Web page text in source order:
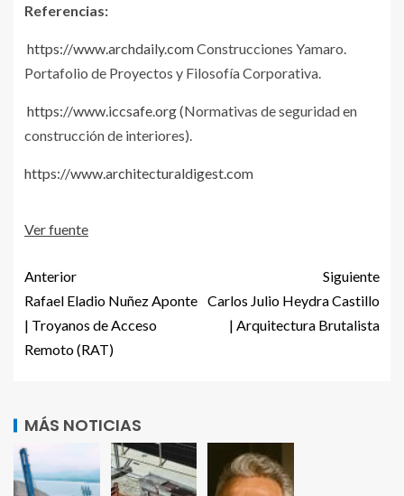
Referencias:
https://www.archdaily.comConstrucciones Yamaro.
Portafolio de Proyectos y Filosofía Corporativa.
https://www.iccsafe.org(Normativas de seguridad en
construcción de interiores).
https://www.architecturaldigest.com
Ver fuente
Anterior
Rafael Eladio Nuñez Aponte
| Troyanos de Acceso
Remoto (RAT)
Siguiente
Carlos Julio Heydra Castillo
| Arquitectura Brutalista
MÁS NOTICIAS